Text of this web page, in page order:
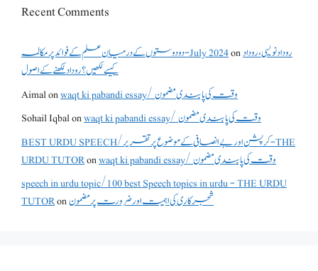
Recent Comments
دو دوستوں کے درمیان علم کے فوائد پر مکالمہ - July 2024onروداد نویسی ،روداد
کیسے لکھیں؟ روداد لکھنے کے اصول
Aimalon
waqt ki pabandi essay/ وقت کی پابندی مضمون
Sohail Iqbalon
waqt ki pabandi essay/ وقت کی پابندی مضمون
BEST URDU SPEECH/کرپشن اور بے انصافی کے موضوع پر تقریر - THE
URDU TUTORon
waqt ki pabandi essay/ وقت کی پابندی مضمون
speech in urdu topic/100 best Speech topics in urdu - THE URDU
TUTORonشجرکاری کی اہمیت اور ضرورت پر مضمون